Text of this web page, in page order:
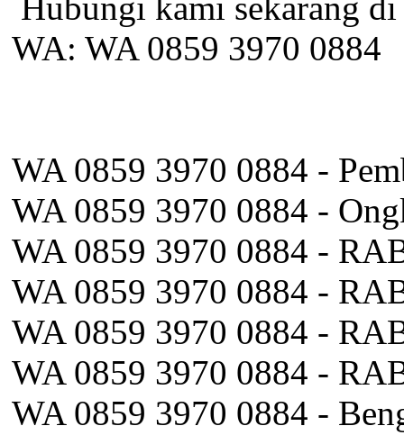
WA: WA 0859 3970 0884
WA 0859 3970 0884 -
WA 0859 3970 0884 -
WA 0859 3970 0884 -
WA 0859 3970 0884 -
WA 0859 3970 0884 -
WA 0859 3970 0884 -
WA 0859 3970 0884 -